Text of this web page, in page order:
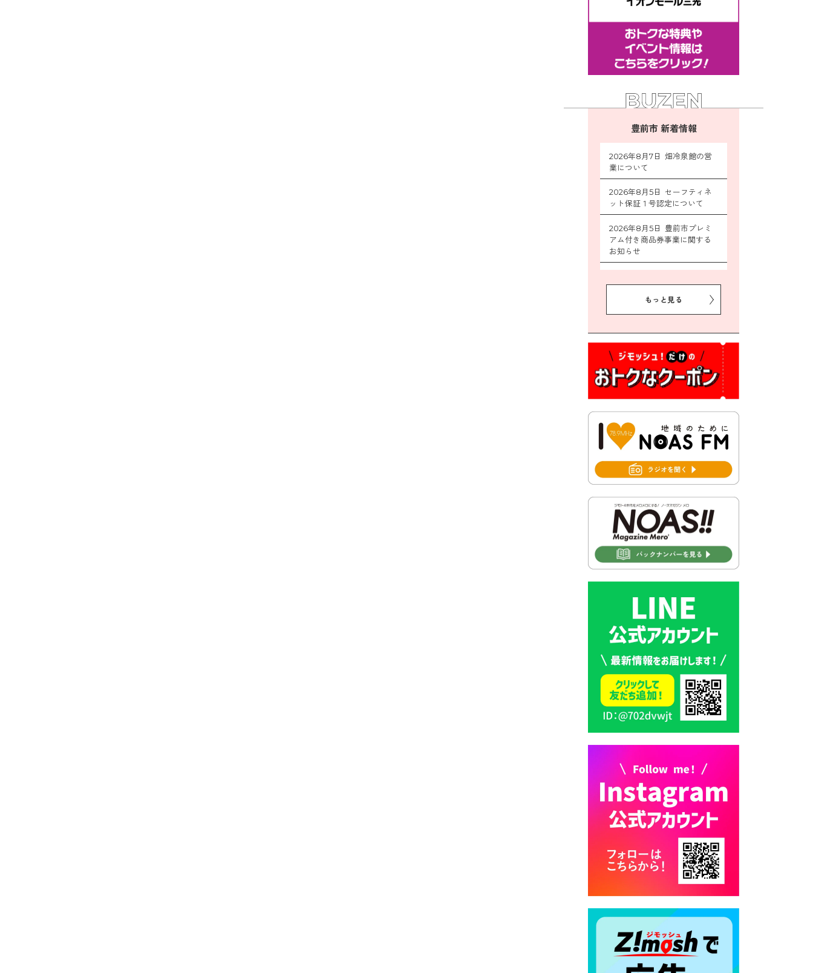
豊前市 新着情報
2026年8月7日 畑冷泉館の営
業について
2026年8月5日 セーフティネ
ット保証１号認定について
2026年8月5日 豊前市プレミ
アム付き商品券事業に関する
お知らせ
ン作戦参加者募集
対抗「福岡駅伝」出場選手募
集！
2026年7月31日 第６次豊前市
総合計画後期基本計画策定業
書が変わります！
2026年7月30日 豊前市立豊前
中学校の進捗状況について
2026年7月30日 豊前市立学校
2026年7月30日 豊前市立学校
紹介≪再編計画の見直しにつ
いて≫
2026年7月29日 豊前市指定ご
み袋販売のお知らせ
2026年7月28日 豊前カラス天
狗みなと祭り（花火大会）開
催決定！
2026年7月28日 令和8年度
京築地区水道企業団職員採用
試験（募集）
2026年7月27日 マイナンバー
カード交付に伴う休日および
平日夜間開庁の案内
2026年7月22日 令和８年度
「こども文化パスポート事
2026年7月21日 卜仙の郷 お
盆期間の営業時間のお知らせ
2026年7月17日 バス経路検索
のご利用案内
もっと見る